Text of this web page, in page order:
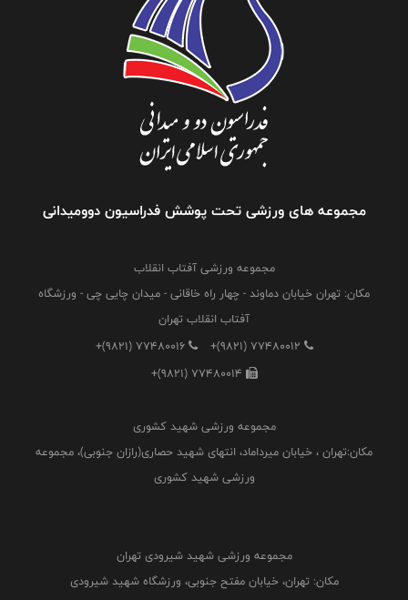
مجموعه های ورزشی تحت پوشش فدراسیون دوومیدانی
مجموعه ورزشی آفتاب انقلاب
مکان: تهران خیابان دماوند - چهار راه خاقانی - میدان چایی چی - ورزشگاه
آفتاب انقلاب تهران
+(9821) 77480012
+(9821) 77480016
+(9821) 77480014
مجموعه ورزشی شهید کشوری
مکان:تهران ، خیابان میرداماد، انتهای شهید حصاری(رازان جنوبی)، مجموعه
ورزشی شهید کشوری
مجموعه ورزشی شهید شیرودی تهران
مکان: تهران، خیابان مفتح جنوبی، ورزشگاه شهید شیرودی